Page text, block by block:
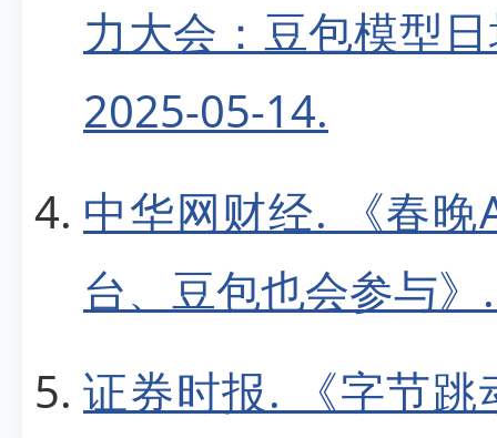
力大会：豆包模型
2025-05-14.
中华网财经. 《春
台、豆包也会参与
证券时报. 《字节